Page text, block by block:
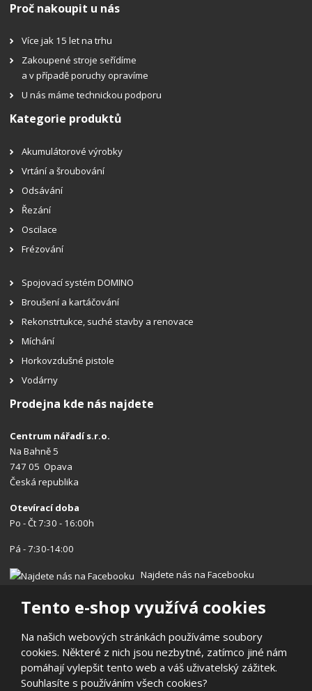
Tento e-shop využívá cookies
Na našich webových stránkách používáme soubory
cookies. Některé z nich jsou nezbytné, zatímco jiné nám
pomáhají vylepšit tento web a váš uživatelský zážitek.
Souhlasíte s používáním všech cookies?
Proč nakoupit u nás
Více jak 15 let na trhu
Zakoupené stroje seřídíme
a v případě poruchy opravíme
U nás máme technickou podporu
Kategorie produktů
Akumulátorové výrobky
Vrtání a šroubování
Odsávání
Řezání
Oscilace
Frézování
Spojovací systém DOMINO
Broušení a kartáčování
Rekonstrtukce, suché stavby a renovace
Míchání
Horkovzdušné pistole
Vodárny
Prodejna kde nás najdete
Centrum nářadí s.r.o.
Na Bahně 5
747 05 Opava
Česká republika
Otevírací doba
Po - Čt 7:30 - 16:00h
Pá - 7:30-14:00
Najdete nás na Facebooku
© 2026, Centrum nářadí s.r.o.
Prohlášení o přístupnosti|Ochrana osobních údajů| Mapa stránek
Reklamace/Vrácení